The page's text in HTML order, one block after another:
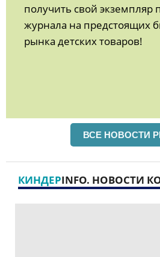
получить свой экземпляр
журнала на предстоящих
рынка детских товаров!
ВСЕ НОВОСТИ
КИНДЕРINFO. НОВОСТИ